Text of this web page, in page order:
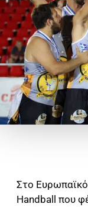
Στο
Handball που